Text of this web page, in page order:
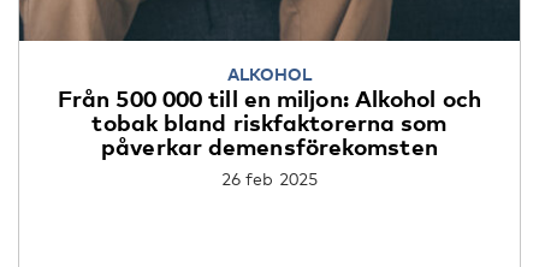
ALKOHOL
Från 500 000 till en miljon: Alkohol och
tobak bland riskfaktorerna som
påverkar demensförekomsten
26 feb 2025